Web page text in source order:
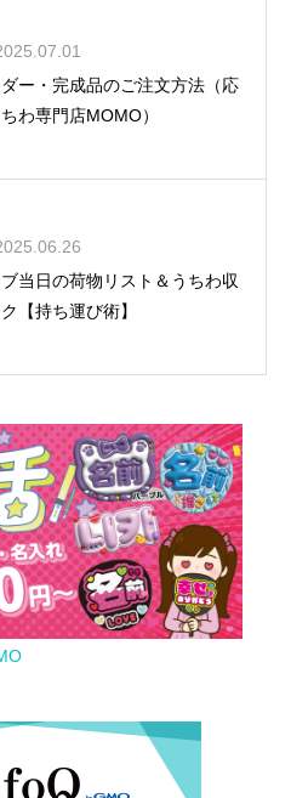
ー・完成品のご注文方法（応
わ専門店MOMO）
当日の荷物リスト＆うちわ収
【持ち運び術】
祭（なつまつり）開催
子、通算54作目のアルバムが
入り！女性歴代1位タイの快